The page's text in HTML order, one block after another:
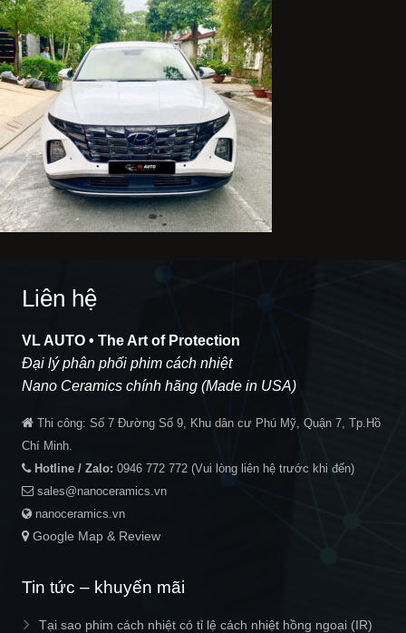
Liên hệ
VL AUTO • The Art of Protection
Đại lý phân phối phim cách nhiệt
Nano Ceramics chính hãng (Made in USA)
Thi công: Số 7 Đường Số 9, Khu dân cư Phú Mỹ, Quận 7, Tp.Hồ
Chí Minh.
Hotline / Zalo: 0946 772 772 (Vui lòng liên hệ trước khi đến)
sales@nanoceramics.vn
nanoceramics.vn
Google Map & Review
Tin tức – khuyến mãi
Tại sao phim cách nhiệt có tỉ lệ cách nhiệt hồng ngoại (IR)